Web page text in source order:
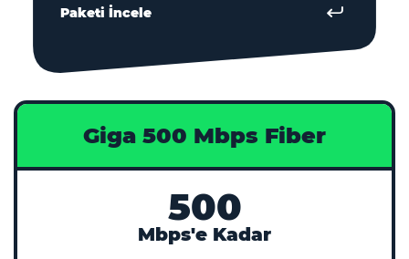
Paketi İncele
Giga 500 Mbps Fiber
500
Mbps'e Kadar